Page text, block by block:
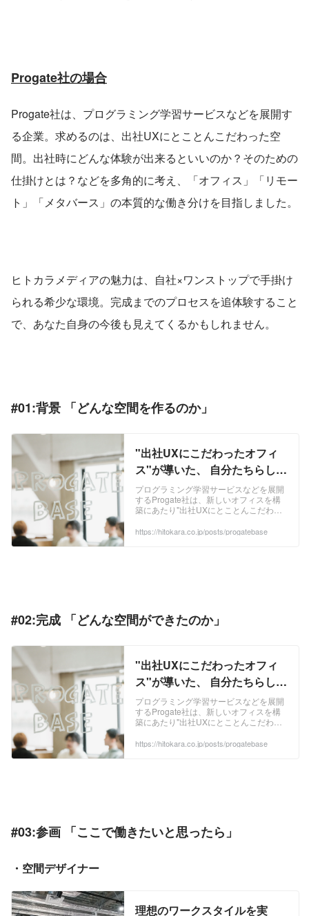
Progate社の場合
Progate社は、プログラミング学習サービスなどを展開す
る企業。求めるのは、出社UXにとことんこだわった空
間。出社時にどんな体験が出来るといいのか？そのための
仕掛けとは？などを多角的に考え、「オフィス」「リモー
ト」「メタバース」の本質的な働き分けを目指しました。
ヒトカラメディアの魅力は、自社×ワンストップで手掛け
られる希少な環境。完成までのプロセスを追体験すること
で、あなた自身の今後も見えてくるかもしれません。
#01:背景 「どんな空間を作るのか」
"出社UXにこだわったオフィ
ス"が導いた、 自分たちらしい
ハイブリットワークのかたち
｜株式会社ヒトカラメディア
プログラミング学習サービスなどを展開
するProgate社は、新しいオフィスを構
築にあたり"出社UXにとことんこだわっ
体験が出来ると良いのか？そのための仕
https://hitokara.co.jp/posts/progatebase
#02:完成 「どんな空間ができたのか」
"出社UXにこだわったオフィ
ス"が導いた、 自分たちらしい
ハイブリットワークのかたち
｜株式会社ヒトカラメディア
プログラミング学習サービスなどを展開
するProgate社は、新しいオフィスを構
築にあたり"出社UXにとことんこだわっ
体験が出来ると良いのか？そのための仕
https://hitokara.co.jp/posts/progatebase
#03:参画 「ここで働きたいと思ったら」
・空間デザイナー
理想のワークスタイルを実